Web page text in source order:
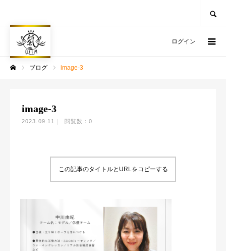
ログイン
ブログ image-3
image-3
2023.09.11 閲覧数：0
この記事のタイトルとURLをコピーする